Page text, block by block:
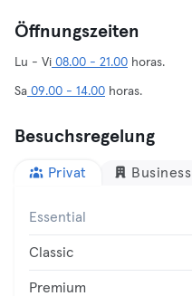
Öffnungszeiten
Lu - Vi 08.00 - 21.00 horas.
Sa 09.00 - 14.00 horas.
Besuchsregelung
Privat Business
Essential
Classic
Premium